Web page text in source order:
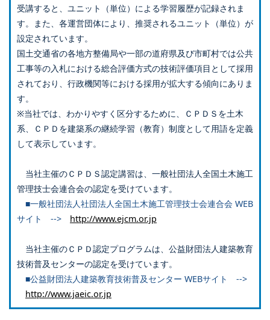
受講すると、ユニット（単位）による学習履歴が記録されま
す。また、各運営団体により、推奨されるユニット（単位）が
設定されています。
国土交通省の各地方整備局や一部の道府県及び市町村では公共
工事等の入札における総合評価方式の技術評価項目として採用
されており、行政機関等における採用が拡大する傾向にありま
す。
※当社では、わかりやすく区分するために、ＣＰＤＳを土木
系、ＣＰＤを建築系の継続学習（教育）制度として用語を定義
して表示しています。
当社主催のＣＰＤＳ認定講習は、一般社団法人全国土木施工
管理技士会連合会の認定を受けています。
■一般社団法人社団法人全国土木施工管理技士会連合会 WEB
サイト --> http://www.ejcm.or.jp
当社主催のＣＰＤ認定プログラムは、公益財団法人建築教育
技術普及センターの認定を受けています。
■公益財団法人建築教育技術普及センター WEBサイト -->
http://www.jaeic.or.jp